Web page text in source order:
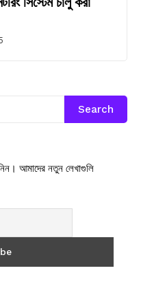
Search
আমাদের নতুন লেখাগুলি